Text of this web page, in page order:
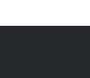
é motivo de choro